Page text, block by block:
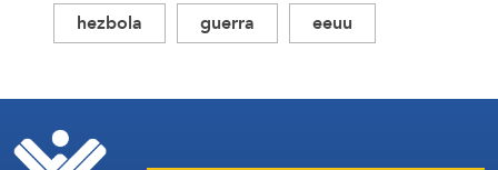
hezbola
guerra eeuu